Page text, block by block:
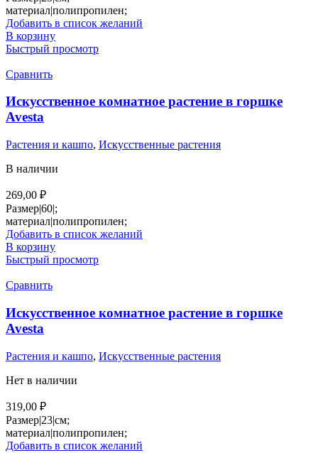
материал|полипропилен;
Добавить в список желаний
В корзину
Быстрый просмотр
Сравнить
Искусственное комнатное растение в горшке
Avesta
Растения и кашпо, Искусственные растения
В наличии
269,00 ₽
Размер|60|;
материал|полипропилен;
Добавить в список желаний
В корзину
Быстрый просмотр
Сравнить
Искусственное комнатное растение в горшке
Avesta
Растения и кашпо, Искусственные растения
Нет в наличии
319,00 ₽
Размер|23|см;
материал|полипропилен;
Добавить в список желаний